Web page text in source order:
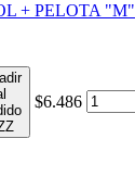
+ PELOTA "M"
$6.486